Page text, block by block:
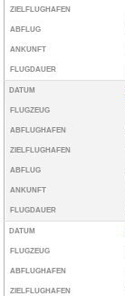
ZIELFLUGHAFEN
ABFLUG
ANKUNFT
FLUGDAUER
DATUM
FLUGZEUG
ABFLUGHAFEN
ZIELFLUGHAFEN
ABFLUG
ANKUNFT
FLUGDAUER
DATUM
FLUGZEUG
ABFLUGHAFEN
ZIELFLUGHAFEN